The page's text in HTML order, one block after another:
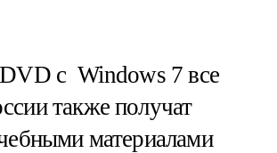
с Windows 7 все
также получат
материалами